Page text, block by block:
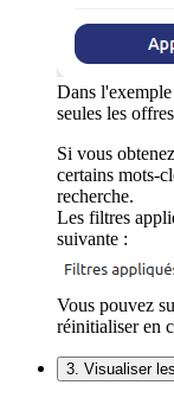
Dans
seules les
Si vous
certains mots-
recherche.
Les filtres
suivante :
Vous pouvez
réinitialiser en
3. Visualiser